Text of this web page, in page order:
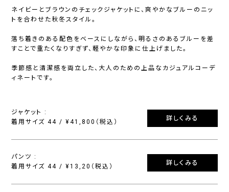
ネイビーとブラウンのチェックジャケットに、爽やかなブルーのニッ
トを合わせた秋冬スタイル。
落ち着きのある配色をベースにしながら、明るさのあるブルーを差
すことで重たくなりすぎず、軽やかな印象に仕上げました。
季節感と清潔感を両立した、大人のための上品なカジュアルコーデ
ィネートです。
ジャケット :
着用サイズ 44 / ¥41,800（税込）
詳しくみる
パンツ :
着用サイズ 44 / ¥13,20（税込）
詳しくみる